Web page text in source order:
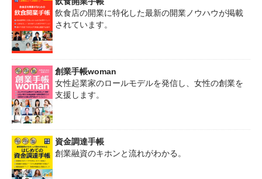
飲食店の開業に特化した最新の開業ノウハウが掲載
されています。
創業手帳woman
女性起業家のロールモデルを発信し、女性の創業を
支援します。
資金調達手帳
創業融資のキホンと流れがわかる。